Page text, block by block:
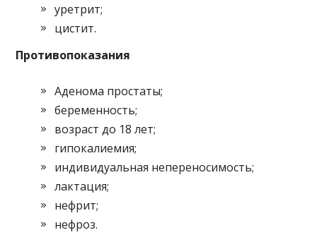
уретрит;
цистит.
Противопоказания
Аденома простаты;
беременность;
возраст до 18 лет;
гипокалиемия;
индивидуальная непереносимость;
лактация;
нефрит;
нефроз.